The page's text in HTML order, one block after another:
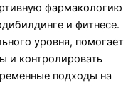
фармакологию
и фитнесе.
уровня, помогает
и контролировать
подходы на